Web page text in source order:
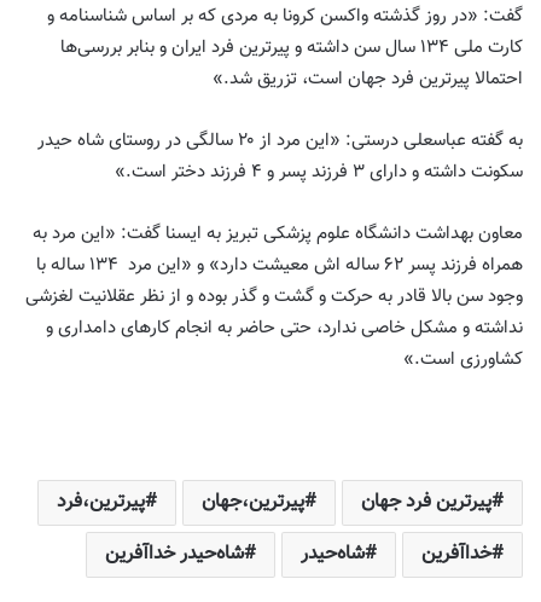
گفت: «در روز گذشته واکسن کرونا به مردی که بر اساس شناسنامه و
کارت ملی ۱۳۴ سال سن داشته و پیرترین فرد ایران و بنابر بررسی‌ها
احتمالا پیرترین فرد جهان است، تزریق شد.»
به گفته عباسعلی درستی: «این مرد از ۲۰ سالگی در روستای شاه حیدر
سکونت داشته و دارای ۳ فرزند پسر و ۴ فرزند دختر است.»
معاون بهداشت دانشگاه علوم پزشکی تبریز به ایسنا گفت: «این مرد به
همراه فرزند پسر ۶۲ ساله اش معیشت دارد» و «این مرد ۱۳۴ ساله با
وجود سن بالا قادر به حرکت و گشت و گذر بوده و از نظر عقلانیت لغزشی
نداشته و مشکل خاصی ندارد، حتی حاضر به انجام کارهای دامداری و
کشاورزی است.»
پیرترین فرد جهان پیرترین،جهان
پیرترین،فرد
خداآفرین
شاه‌حیدر شاه‌حیدر خداآفرین